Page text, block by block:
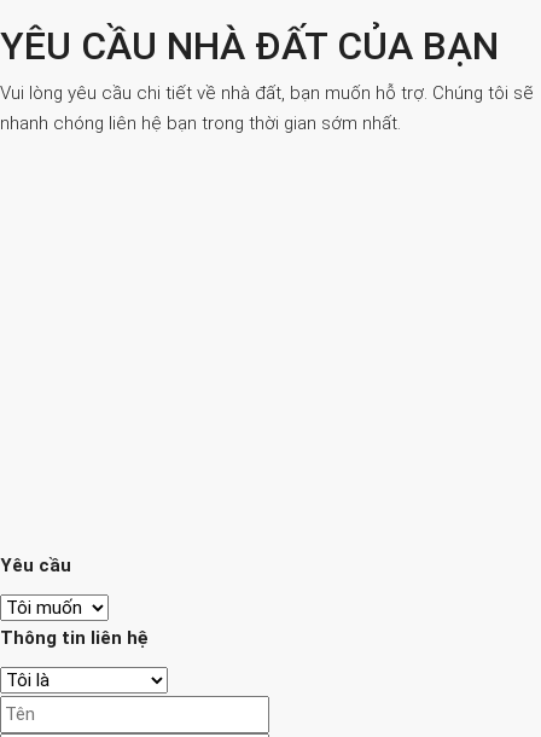
YÊU CẦU NHÀ ĐẤT CỦA BẠN
Vui lòng yêu cầu chi tiết về nhà đất, bạn muốn hỗ trợ. Chúng tôi sẽ
nhanh chóng liên hệ bạn trong thời gian sớm nhất.
Yêu cầu
Thông tin liên hệ